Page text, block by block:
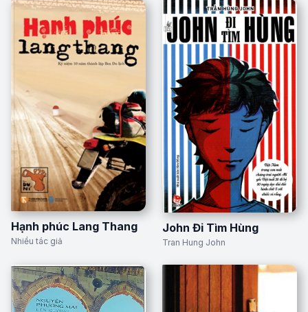
Hạnh phúc Lang Thang
Nhiều tác giả
John Đi Tìm Hùng
Tran Hung John